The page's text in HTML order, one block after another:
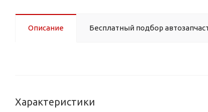
Описание Бесплатный подбор
Характеристики